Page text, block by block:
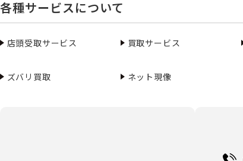
各種サービスについて
店頭受取サービス 買取サービス
ズバリ買取 ネット現像